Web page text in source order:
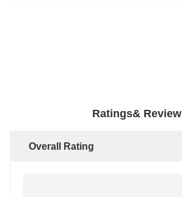
Ratings& Review
Overall Rating